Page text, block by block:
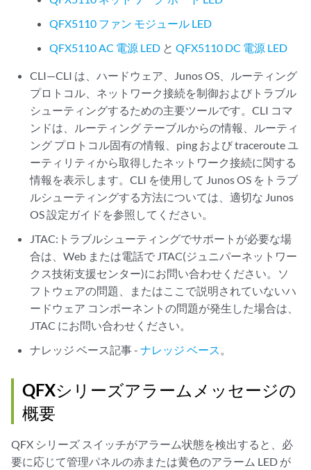
QFX5110 ファン モジュール LED
QFX5110 AC 電源 LEDと QFX5110 DC 電源 LED
CLI—CLI は、ハードウェア、Junos OS、ルーティング
プロトコル、ネットワーク接続を制御およびトラブル
シューティングするための主要ツールです。CLI コマ
ンドは、ルーティング テーブルからの情報、ルーティ
ング プロトコル固有の情報、ping および traceroute ユ
ーティリティから取得したネットワーク接続に関する
情報を表示します。CLI を使用して Junos OS をトラブ
ルシューティングする方法については、適切な Junos
OS 設定ガイドを参照してください。
JTAC:トラブルシューティングでサポートが必要な場
合は、Web または電話で JTAC(ジュニパーネットワー
クス技術支援センター)にお問い合わせください。ソ
フトウェアの問題、またはここで説明されていないハ
ードウェア コンポーネントの問題が発生した場合は、
JTAC にお問い合わせください。
ナレッジ ベース記事 -ナレッジ ベース 。
QFXシリーズアラームメッセージの
概要
QFX シリーズ スイッチがアラーム状態を検出すると、必
要に応じて管理パネルの赤または黄色のアラーム LED が